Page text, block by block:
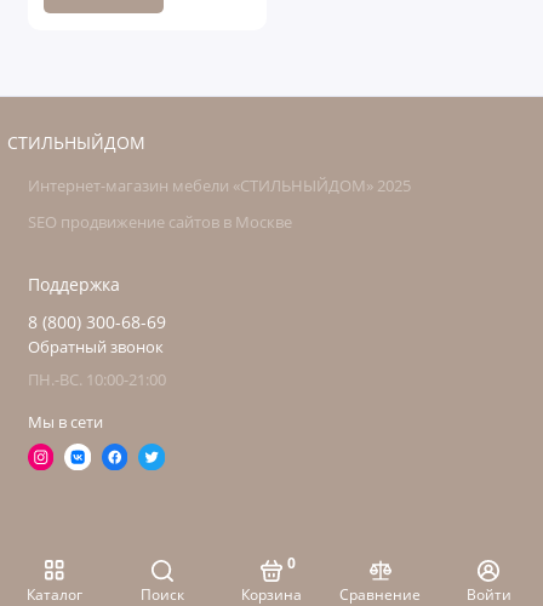
Каталог Поиск Корзина
0
Сравнение
Войти
СТИЛЬНЫЙДОМ
Интернет-магазин мебели «СТИЛЬНЫЙДОМ» 2025
SEO продвижение сайтов в Москве
Поддержка
8 (800) 300-68-69
Обратный звонок
ПН.-ВС. 10:00-21:00
Мы в сети